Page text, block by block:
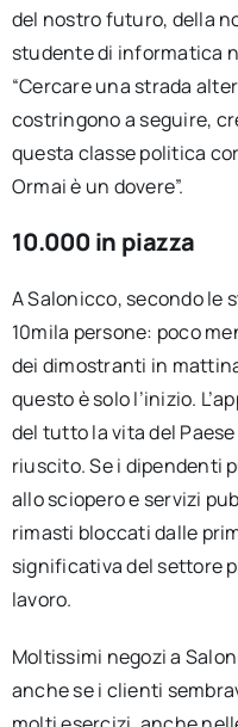
del nostro futuro, della
studente di informatica
“Cercare una strada
costringono a seguire,
questa classe politica
Ormai è un dovere”.
10.000 in piazza
A Salonicco, secondo le
10mila persone: poco
dei dimostranti in
questo è solo l’inizio.
del tutto la vita del
riuscito. Se i dipendenti
allo sciopero e servizi
rimasti bloccati dalle
significativa del settore
lavoro.
Moltissimi negozi a
anche se i clienti